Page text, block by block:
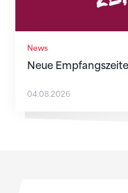
News
Neue
04.08.2026